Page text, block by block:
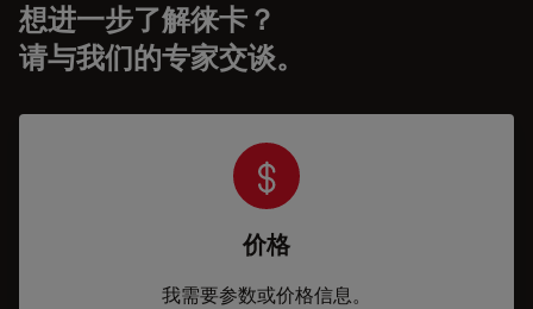
想进一步了解徕卡？
请与我们的专家交谈。
价格
我需要参数或价格信息。